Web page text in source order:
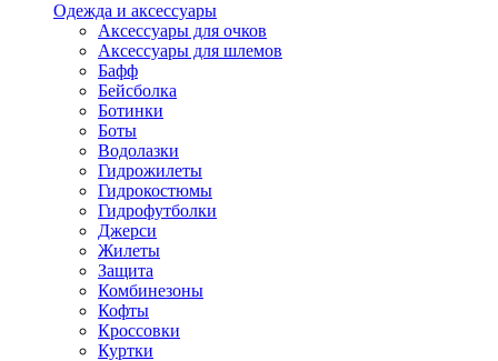
Одежда и аксессуары
Аксессуары для очков
Аксессуары для шлемов
Бафф
Бейсболка
Ботинки
Боты
Водолазки
Гидрожилеты
Гидрокостюмы
Гидрофутболки
Джерси
Жилеты
Защита
Комбинезоны
Кофты
Кроссовки
Куртки